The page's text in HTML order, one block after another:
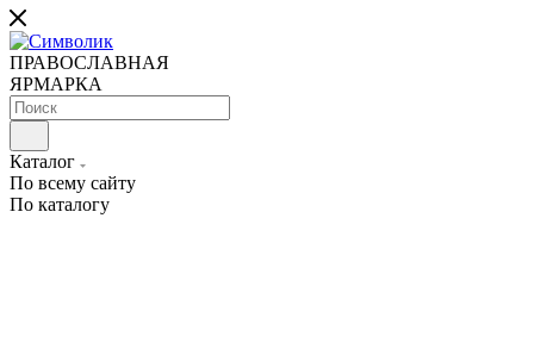
ПРАВОСЛАВНАЯ
ЯРМАРКА
Каталог
По всему сайту
По каталогу